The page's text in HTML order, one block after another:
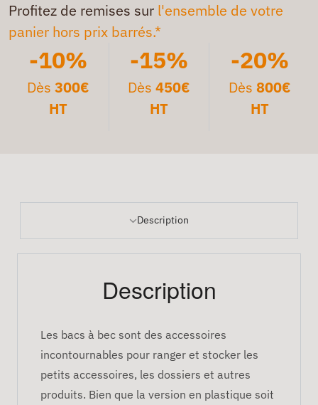
Profitez de remises sur l'ensemble de votre
panier hors prix barrés.*
-10%
Dès300€
HT
-15%
Dès 450€
HT
-20%
Dès 800€
HT
Description
Description
Les bacs à bec sont des accessoires
incontournables pour ranger et stocker les
petits accessoires, les dossiers et autres
produits. Bien que la version en plastique soit